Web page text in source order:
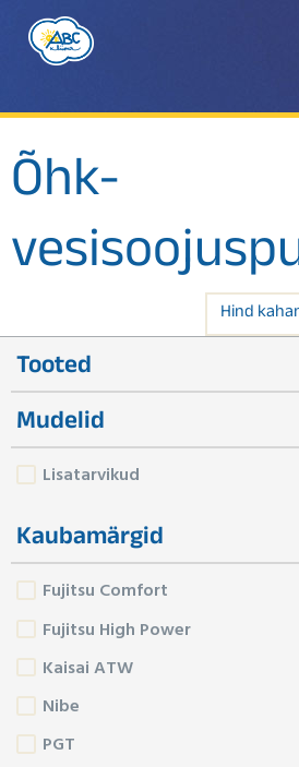
Õhk-
Hind
Tooted
Mudelid
Lisatarvikud
Kaubamärgid
Fujitsu Comfort
Fujitsu High Power
Kaisai ATW
Nibe
PGT